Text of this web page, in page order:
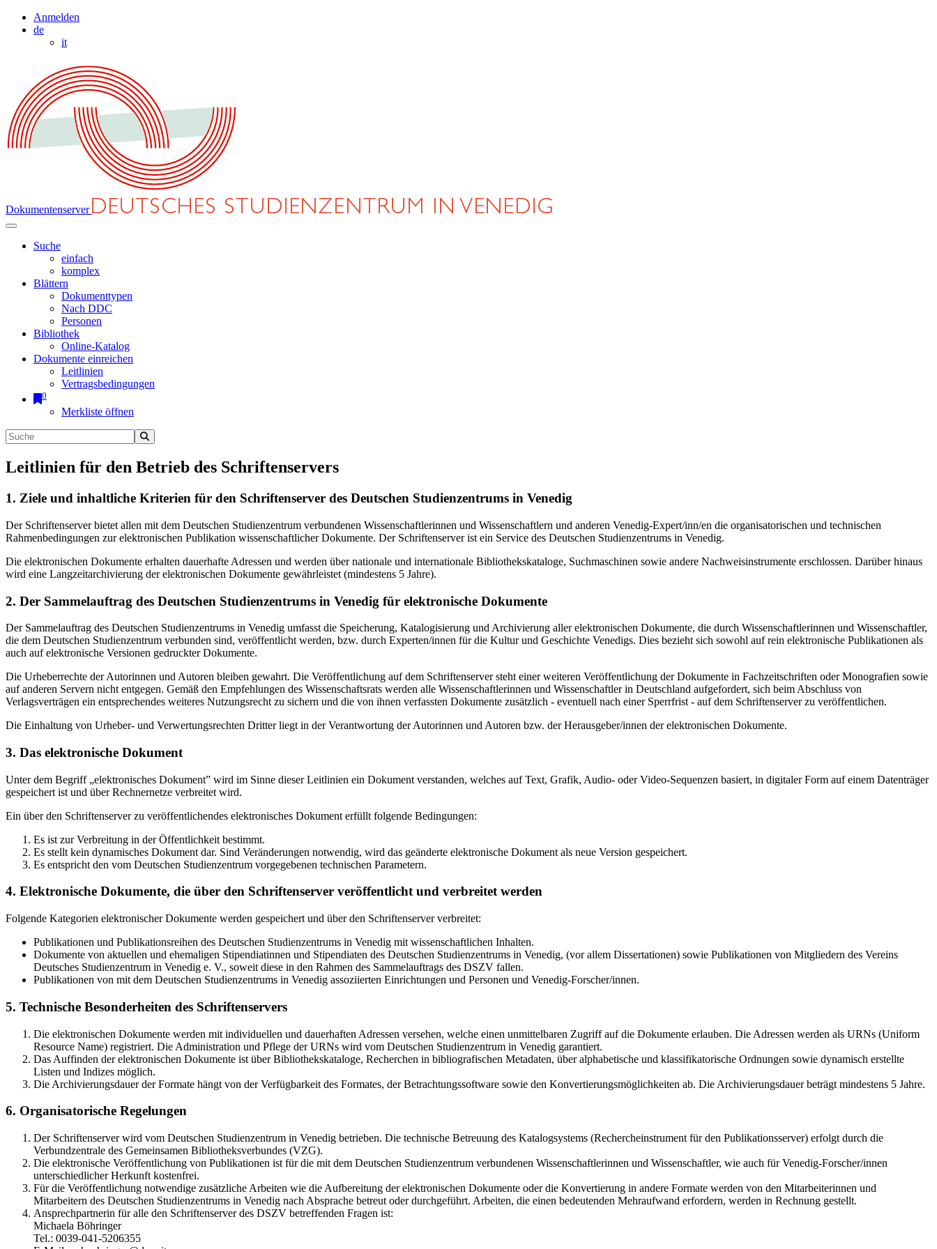
Anmelden
de
it
Dokumentenserver
Suche
einfach
komplex
Blättern
Dokumenttypen
Nach DDC
Personen
Bibliothek
Online-Katalog
Dokumente einreichen
Leitlinien
Vertragsbedingungen
0
Merkliste öffnen
Leitlinien für den Betrieb des Schriftenservers
1. Ziele und inhaltliche Kriterien für den Schriftenserver des Deutschen Studienzentrums in Venedig
Der Schriftenserver bietet allen mit dem Deutschen Studienzentrum verbundenen Wissenschaftlerinnen und Wissenschaftlern und anderen Venedig-Expert/inn/en die organisatorischen und technischen
Rahmenbedingungen zur elektronischen Publikation wissenschaftlicher Dokumente. Der Schriftenserver ist ein Service des Deutschen Studienzentrums in Venedig.
Die elektronischen Dokumente erhalten dauerhafte Adressen und werden über nationale und internationale Bibliothekskataloge, Suchmaschinen sowie andere Nachweisinstrumente erschlossen. Darüber hinaus
wird eine Langzeitarchivierung der elektronischen Dokumente gewährleistet (mindestens 5 Jahre).
2. Der Sammelauftrag des Deutschen Studienzentrums in Venedig für elektronische Dokumente
Der Sammelauftrag des Deutschen Studienzentrums in Venedig umfasst die Speicherung, Katalogisierung und Archivierung aller elektronischen Dokumente, die durch Wissenschaftlerinnen und Wissenschaftler,
die dem Deutschen Studienzentrum verbunden sind, veröffentlicht werden, bzw. durch Experten/innen für die Kultur und Geschichte Venedigs. Dies bezieht sich sowohl auf rein elektronische Publikationen als
auch auf elektronische Versionen gedruckter Dokumente.
Die Urheberrechte der Autorinnen und Autoren bleiben gewahrt. Die Veröffentlichung auf dem Schriftenserver steht einer weiteren Veröffentlichung der Dokumente in Fachzeitschriften oder Monografien sowie
auf anderen Servern nicht entgegen. Gemäß den Empfehlungen des Wissenschaftsrats werden alle Wissenschaftlerinnen und Wissenschaftler in Deutschland aufgefordert, sich beim Abschluss von
Verlagsverträgen ein entsprechendes weiteres Nutzungsrecht zu sichern und die von ihnen verfassten Dokumente zusätzlich - eventuell nach einer Sperrfrist - auf dem Schriftenserver zu veröffentlichen.
Die Einhaltung von Urheber- und Verwertungsrechten Dritter liegt in der Verantwortung der Autorinnen und Autoren bzw. der Herausgeber/innen der elektronischen Dokumente.
3. Das elektronische Dokument
Unter dem Begriff „elektronisches Dokument” wird im Sinne dieser Leitlinien ein Dokument verstanden, welches auf Text, Grafik, Audio- oder Video-Sequenzen basiert, in digitaler Form auf einem Datenträger
gespeichert ist und über Rechnernetze verbreitet wird.
Ein über den Schriftenserver zu veröffentlichendes elektronisches Dokument erfüllt folgende Bedingungen:
Es ist zur Verbreitung in der Öffentlichkeit bestimmt.
Es stellt kein dynamisches Dokument dar. Sind Veränderungen notwendig, wird das geänderte elektronische Dokument als neue Version gespeichert.
Es entspricht den vom Deutschen Studienzentrum vorgegebenen technischen Parametern.
4. Elektronische Dokumente, die über den Schriftenserver veröffentlicht und verbreitet werden
Folgende Kategorien elektronischer Dokumente werden gespeichert und über den Schriftenserver verbreitet:
Publikationen und Publikationsreihen des Deutschen Studienzentrums in Venedig mit wissenschaftlichen Inhalten.
Dokumente von aktuellen und ehemaligen Stipendiatinnen und Stipendiaten des Deutschen Studienzentrums in Venedig, (vor allem Dissertationen) sowie Publikationen von Mitgliedern des Vereins
Deutsches Studienzentrum in Venedig e. V., soweit diese in den Rahmen des Sammelauftrags des DSZV fallen.
Publikationen von mit dem Deutschen Studienzentrums in Venedig assoziierten Einrichtungen und Personen und Venedig-Forscher/innen.
5. Technische Besonderheiten des Schriftenservers
Die elektronischen Dokumente werden mit individuellen und dauerhaften Adressen versehen, welche einen unmittelbaren Zugriff auf die Dokumente erlauben. Die Adressen werden als URNs (Uniform
Resource Name) registriert. Die Administration und Pflege der URNs wird vom Deutschen Studienzentrum in Venedig garantiert.
Das Auffinden der elektronischen Dokumente ist über Bibliothekskataloge, Recherchen in bibliografischen Metadaten, über alphabetische und klassifikatorische Ordnungen sowie dynamisch erstellte
Listen und Indizes möglich.
Die Archivierungsdauer der Formate hängt von der Verfügbarkeit des Formates, der Betrachtungssoftware sowie den Konvertierungsmöglichkeiten ab. Die Archivierungsdauer beträgt mindestens 5 Jahre.
6. Organisatorische Regelungen
Der Schriftenserver wird vom Deutschen Studienzentrum in Venedig betrieben. Die technische Betreuung des Katalogsystems (Rechercheinstrument für den Publikationsserver) erfolgt durch die
Verbundzentrale des Gemeinsamen Bibliotheksverbundes (VZG).
Die elektronische Veröffentlichung von Publikationen ist für die mit dem Deutschen Studienzentrum verbundenen Wissenschaftlerinnen und Wissenschaftler, wie auch für Venedig-Forscher/innen
unterschiedlicher Herkunft kostenfrei.
Für die Veröffentlichung notwendige zusätzliche Arbeiten wie die Aufbereitung der elektronischen Dokumente oder die Konvertierung in andere Formate werden von den Mitarbeiterinnen und
Mitarbeitern des Deutschen Studienzentrums in Venedig nach Absprache betreut oder durchgeführt. Arbeiten, die einen bedeutenden Mehraufwand erfordern, werden in Rechnung gestellt.
Ansprechpartnerin für alle den Schriftenserver des DSZV betreffenden Fragen ist:
Michaela Böhringer
Tel.: 0039-041-5206355